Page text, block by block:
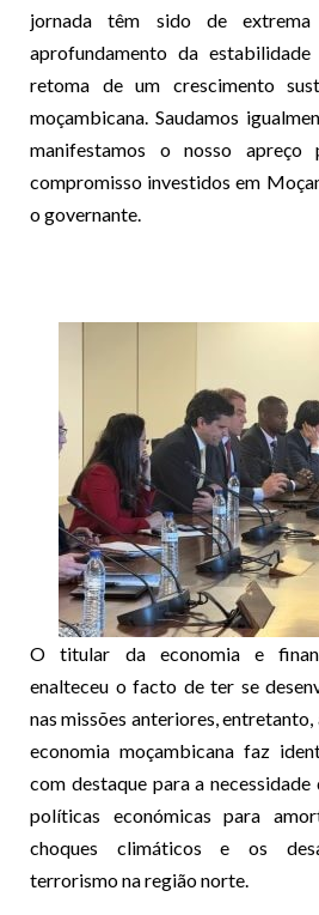
jornada têm sido de
aprofundamento da
retoma de um crescimento
moçambicana. Saudamos
manifestamos o nosso
compromisso investidos em
o governante.
O titular da economia e
enalteceu o facto de ter se
nas missões anteriores,
economia moçambicana faz
com destaque para a
políticas económicas para
choques climáticos e os
terrorismo na região norte.